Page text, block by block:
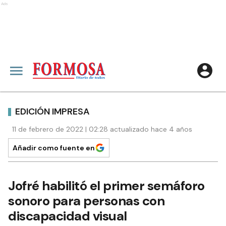
Ads
EDICIÓN IMPRESA
11 de febrero de 2022 | 02:28 actualizado hace 4 años
Añadir como fuente en
Jofré habilitó el primer semáforo
sonoro para personas con
discapacidad visual